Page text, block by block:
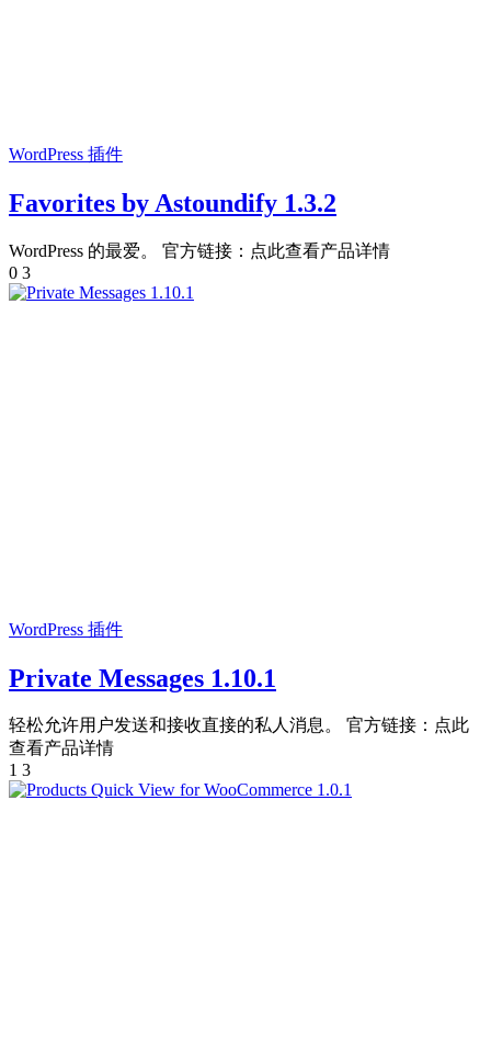
WordPress 插件
Favorites by Astoundify 1.3.2
WordPress 的最爱。 官方链接：点此查看产品详情
0 3
WordPress 插件
Private Messages 1.10.1
轻松允许用户发送和接收直接的私人消息。 官方链接：点此
查看产品详情
1 3